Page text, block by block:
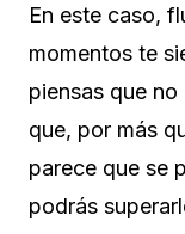
En este caso,
momentos te
piensas que
que, por más
parece que se
podrás